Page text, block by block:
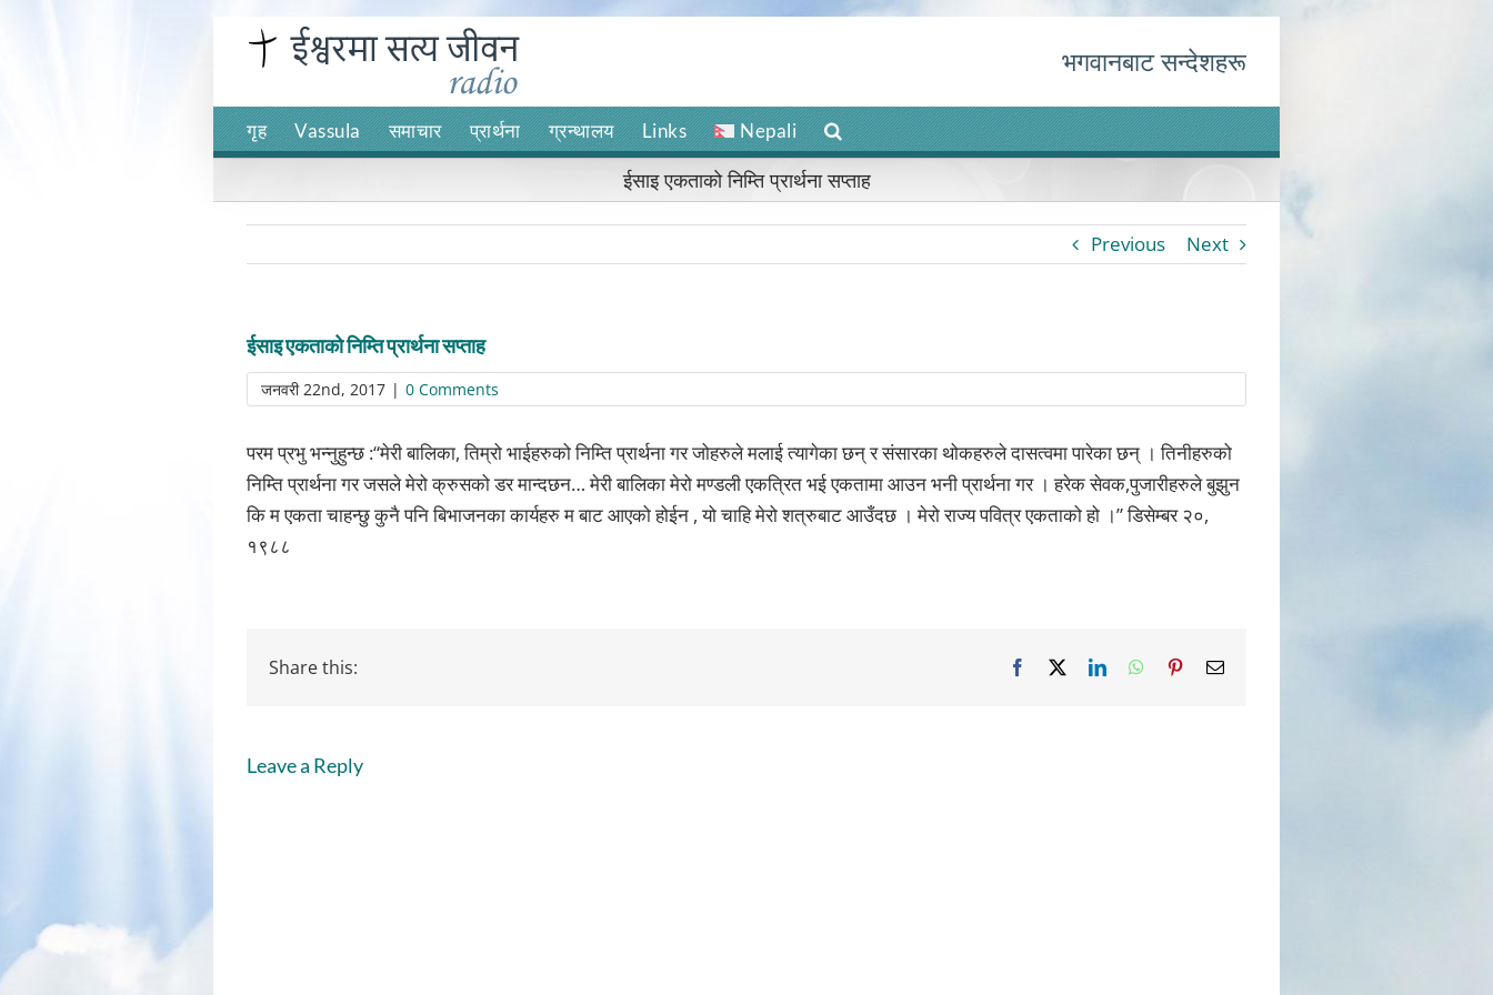
भगवानबाट सन्देशहरू
गृह Vassula समाचार प्रार्थना ग्रन्थालय Links Nepali
ईसाइ एकताको निम्ति प्रार्थना सप्ताह
Previous Next
ईसाइ एकताको निम्ति प्रार्थना सप्ताह
जनवरी 22nd, 2017 | 0 Comments
परम प्रभु भन्नुहुन्छ :“मेरी बालिका, तिम्रो भाईहरुको निम्ति प्रार्थना गर जोहरुले मलाई त्यागेका छन् र संसारका थोकहरुले दासत्वमा पारेका छन् । तिनीहरुको
निम्ति प्रार्थना गर जसले मेरो क्रुसको डर मान्दछन… मेरी बालिका मेरो मण्डली एकत्रित भई एकतामा आउन भनी प्रार्थना गर । हरेक सेवक,पुजारीहरुले बुझुन
कि म एकता चाहन्छु कुनै पनि बिभाजनका कार्यहरु म बाट आएको होईन , यो चाहि मेरो शत्रुबाट आउँदछ । मेरो राज्य पवित्र एकताको हो ।” डिसेम्बर २०,
१९८८
Share this: Facebook LinkedInWhatsApp
PinterestEmail
Leave a Reply